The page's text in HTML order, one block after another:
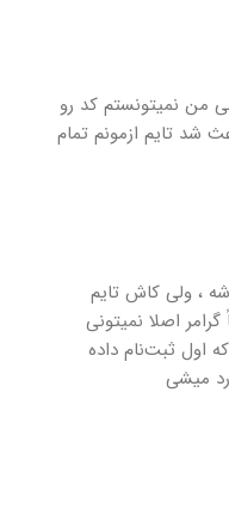
من نمیتونستم کد رو
شد تایم ازمونم تمام
، ولی کاش تایم
اصلا نمیتونی
اول ثبت‌نام داده
میشی